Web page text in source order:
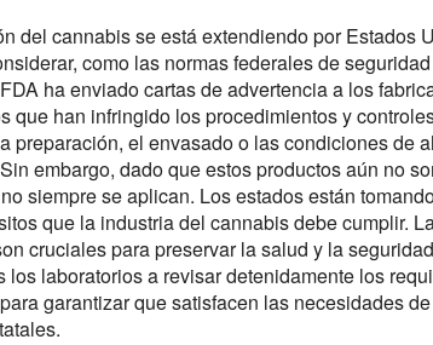
del cannabis se está extendiendo por Estados
como las normas federales de
ha enviado cartas de advertencia a los
que han infringido los procedimientos y
preparación, el envasado o las condiciones de
embargo, dado que estos productos aún no
siempre se aplican. Los estados están
que la industria del cannabis debe cumplir.
cruciales para preservar la salud y la
los laboratorios a revisar detenidamente los
garantizar que satisfacen las necesidades